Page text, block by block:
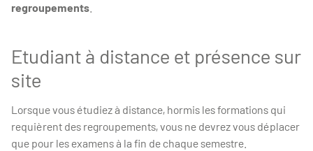
regroupements
Etudiant à distance et présence sur
site
Lorsque vous étudiez à distance, hormis les formations qui
requièrent des regroupements, vous ne devrez vous déplacer
que pour les examens à la fin de chaque semestre.